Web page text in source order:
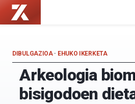
Zientzia
Kultura
Zientifikoko
Katedra
Kultura
Arkeologia
bisigodoen
DIBULGAZIOA· EHUKO IKERKETA